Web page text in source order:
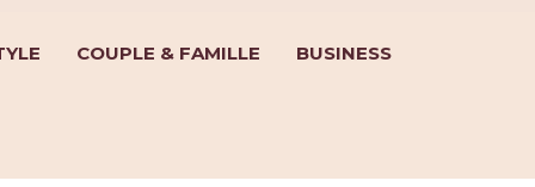
COUPLE & FAMILLE BUSINESS